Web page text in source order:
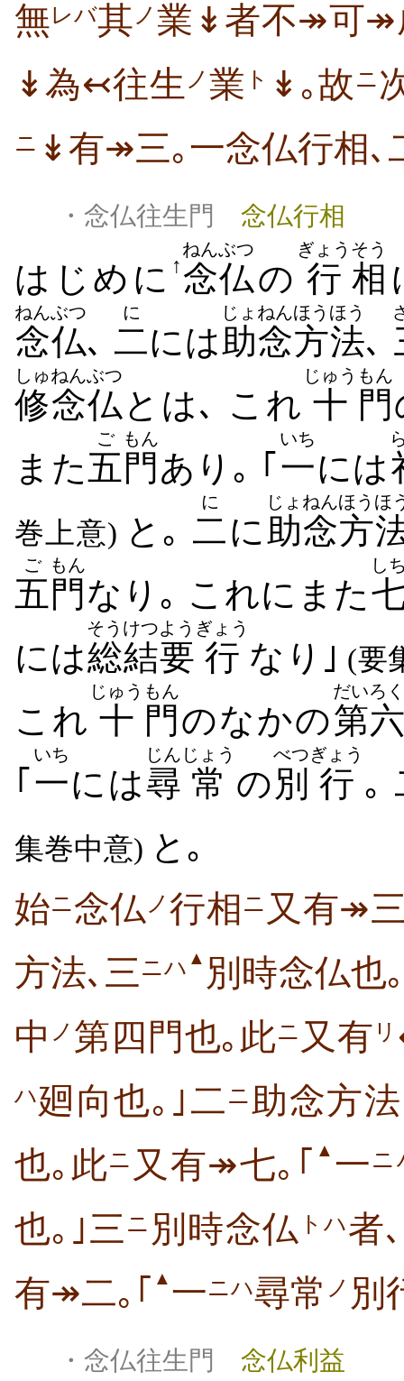
無レバ其 ノ 業↡者不↠可↠
↡為↢往生 ノ 業 ト ↡｡故ニ
ニ ↡有↠三｡一念仏行相､
・念仏往生門 念仏行相
はじめに ↑ 念仏
ねんぶつ
の 行
ぎょう
相
そう
念仏
ねんぶつ
､ 二
に
には助念
じょねん
方法
ほうほう
､
修
しゅ
念仏
ねんぶつ
とは､ これ 十
じゅう
門
もん
また五
ご
門
もん
あり｡ ｢ 一
いち
には
巻上意) と｡ 二
に
に助念
じょねん
方
ほうほ
五
ご
門
もん
なり｡ これにまた
し
には総結
そうけつ
要
よう
行
ぎょう
なり｣ (要
これ 十
じゅう
門
もん
のなかの第六
だいろく
｢ 一
いち
には尋
じん
常
じょう
の別
べつ
行
ぎょう
｡
集巻中意) と｡
始 ニ 念仏 ノ 行相 ニ 又有↠
方法､三 ニハ ▲ 別時念仏也
中 ノ 第四門也｡此 ニ 又有 リ
ハ廻向也｡｣二 ニ 助念方法
也｡此 ニ 又有↠七｡｢ ▲ 一 ニ
也｡｣三 ニ 別時念仏 トハ者､
有↠二｡｢
▲ 一 ニハ尋常 ノ 別
・念仏往生門 念仏利益